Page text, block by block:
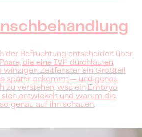
der Befruchtung entscheiden über
die eine IVF durchlaufen,
winzigen Zeitfenster ein Großteil
später ankommt — und genau
zu verstehen, was ein Embryo
sich entwickelt und warum die
genau auf ihn schauen.